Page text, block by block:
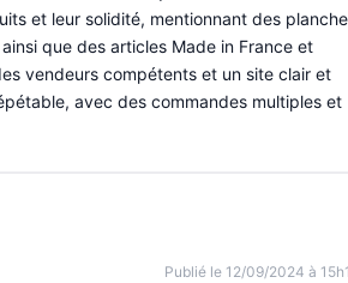
et leur solidité, mentionnant des
que des articles Made in France et
vendeurs compétents et un site clair et
avec des commandes multiples et
Publié le 12/09/2024 à